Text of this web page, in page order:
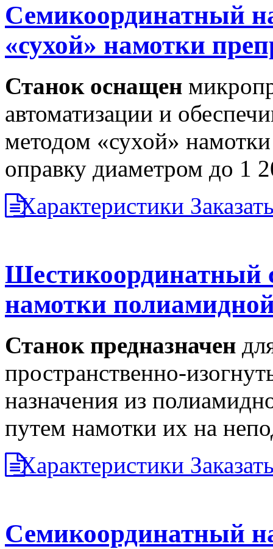
Семикоординатный
«сухой» намотки
Станок оснащен
автоматизации и
методом «сухой»
оправку диаметром до 1
Характеристики
Шестикоординатный
намотки
Станок предназначен
пространственно-
назначения из
путем намотки их на
Характеристики
Семикоординатный